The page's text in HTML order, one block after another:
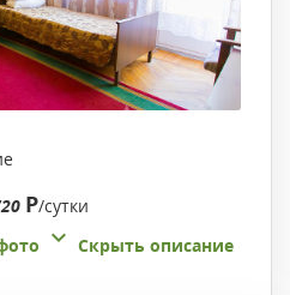
Р/сутки
Скрыть описание